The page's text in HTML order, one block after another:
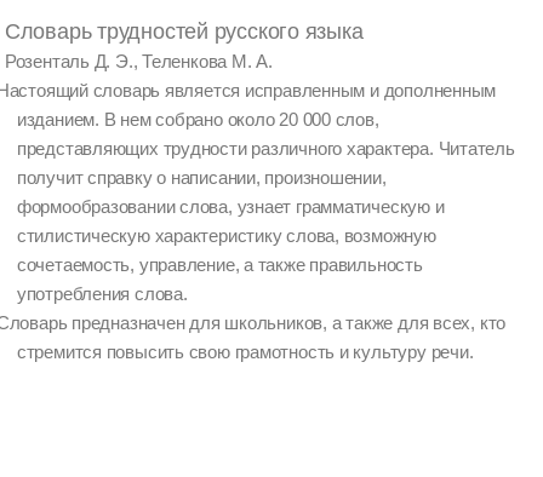
Словарь трудностей русского языка
Розенталь Д. Э., Теленкова М. А.
словарь является исправленным и дополненным
изданием. В нем собрано около 20 000 слов,
представляющих трудности различного характера. Читатель
получит справку о написании, произношении,
формообразовании слова, узнает грамматическую и
стилистическую характеристику слова, возможную
сочетаемость, управление, а также правильность
употребления слова.
предназначен для школьников, а также для всех, кто
стремится повысить свою грамотность и культуру речи.